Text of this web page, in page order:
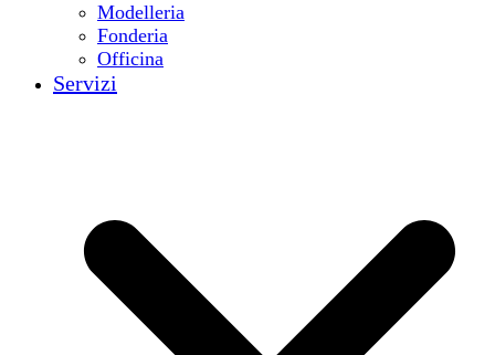
Modelleria
Fonderia
Officina
Servizi